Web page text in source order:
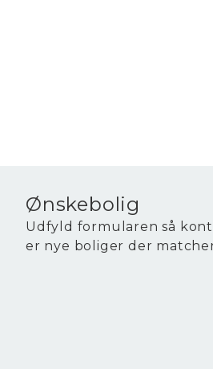
Ønskebolig
Udfyld formularen så
er nye boliger der